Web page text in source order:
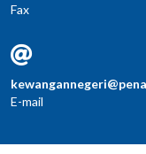
Fax
E-mail